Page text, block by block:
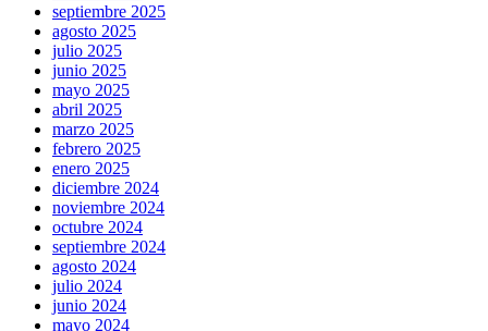
septiembre 2025
agosto 2025
julio 2025
junio 2025
mayo 2025
abril 2025
marzo 2025
febrero 2025
enero 2025
diciembre 2024
noviembre 2024
octubre 2024
septiembre 2024
agosto 2024
julio 2024
junio 2024
mayo 2024